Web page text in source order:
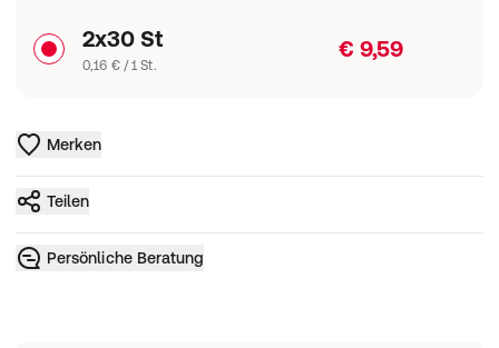
2x30 St
0,16 € / 1 St.
€ 9,59
Merken
Teilen
Persönliche Beratung